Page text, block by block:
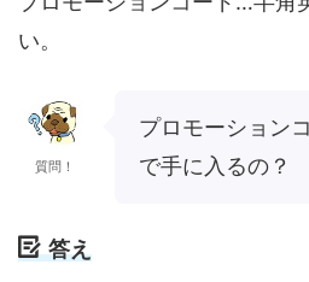
い。
質問！
プロモーション
で手に入るの？
答え